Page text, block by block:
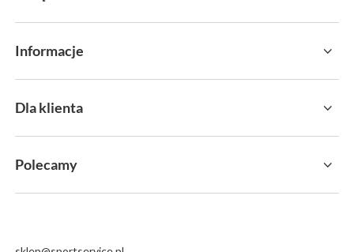
Informacje
Dla klienta
Polecamy